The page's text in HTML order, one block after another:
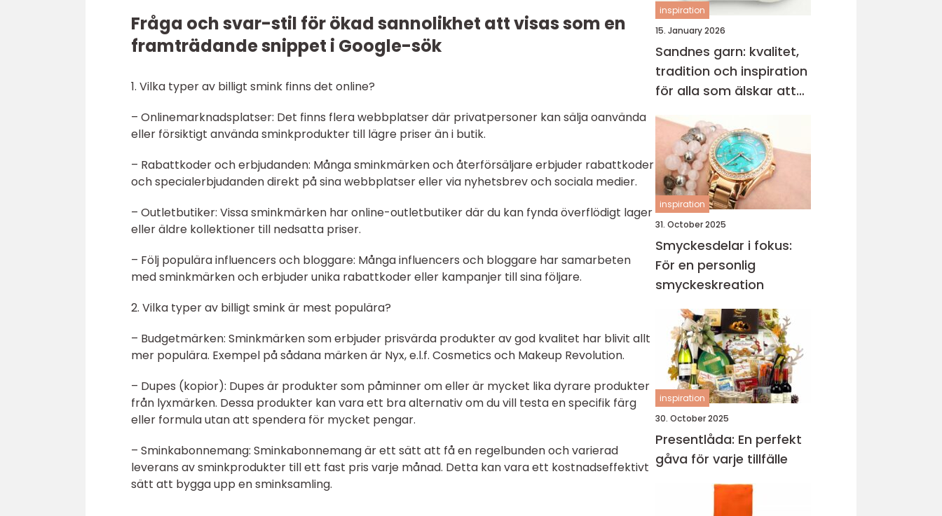
Fråga och svar-stil för ökad sannolikhet att visas som en
framträdande snippet i Google-sök
1. Vilka typer av billigt smink finns det online?
– Onlinemarknadsplatser: Det finns flera webbplatser där privatpersoner kan sälja oanvända
eller försiktigt använda sminkprodukter till lägre priser än i butik.
– Rabattkoder och erbjudanden: Många sminkmärken och återförsäljare erbjuder rabattkoder
och specialerbjudanden direkt på sina webbplatser eller via nyhetsbrev och sociala medier.
– Outletbutiker: Vissa sminkmärken har online-outletbutiker där du kan fynda överflödigt lager
eller äldre kollektioner till nedsatta priser.
– Följ populära influencers och bloggare: Många influencers och bloggare har samarbeten
med sminkmärken och erbjuder unika rabattkoder eller kampanjer till sina följare.
2. Vilka typer av billigt smink är mest populära?
– Budgetmärken: Sminkmärken som erbjuder prisvärda produkter av god kvalitet har blivit allt
mer populära. Exempel på sådana märken är Nyx, e.l.f. Cosmetics och Makeup Revolution.
– Dupes (kopior): Dupes är produkter som påminner om eller är mycket lika dyrare produkter
från lyxmärken. Dessa produkter kan vara ett bra alternativ om du vill testa en specifik färg
eller formula utan att spendera för mycket pengar.
– Sminkabonnemang: Sminkabonnemang är ett sätt att få en regelbunden och varierad
leverans av sminkprodukter till ett fast pris varje månad. Detta kan vara ett kostnadseffektivt
sätt att bygga upp en sminksamling.
inspiration
15. January 2026
Sandnes garn: kvalitet,
tradition och inspiration
för alla som älskar att
inspiration
31. October 2025
Smyckesdelar i fokus:
För en personlig
smyckeskreation
inspiration
30. October 2025
Presentlåda: En perfekt
gåva för varje tillfälle